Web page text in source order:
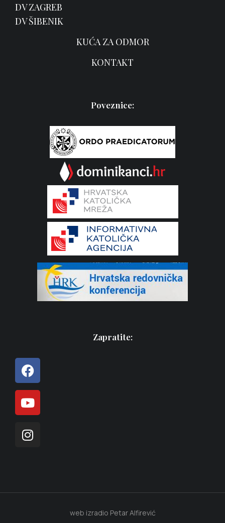
DV ZAGREB
DV ŠIBENIK
KUĆA ZA ODMOR
KONTAKT
Poveznice:
Zapratite:
web izradio Petar Alfirević